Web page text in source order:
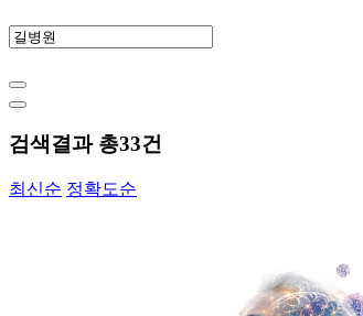
검색결과 총33건
최신순 정확도순